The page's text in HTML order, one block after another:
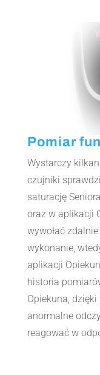
Pomiar
Wystarczy
czujniki
saturację
oraz w aplikacji
wywołać
wykonanie,
aplikacji
historia
Opiekuna,
anormalne
reagować w